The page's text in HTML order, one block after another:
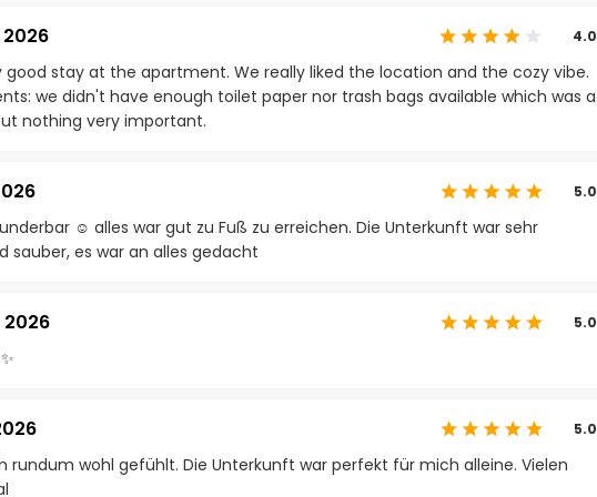
4.0
good stay at the apartment. We really liked the location and the cozy vibe.
we didn't have enough toilet paper nor trash bags available which was a
nothing very important.
5.0
☺️ alles war gut zu Fuß zu erreichen. Die Unterkunft war sehr
sauber, es war an alles gedacht
2026 5.0
5.0
rundum wohl gefühlt. Die Unterkunft war perfekt für mich alleine. Vielen